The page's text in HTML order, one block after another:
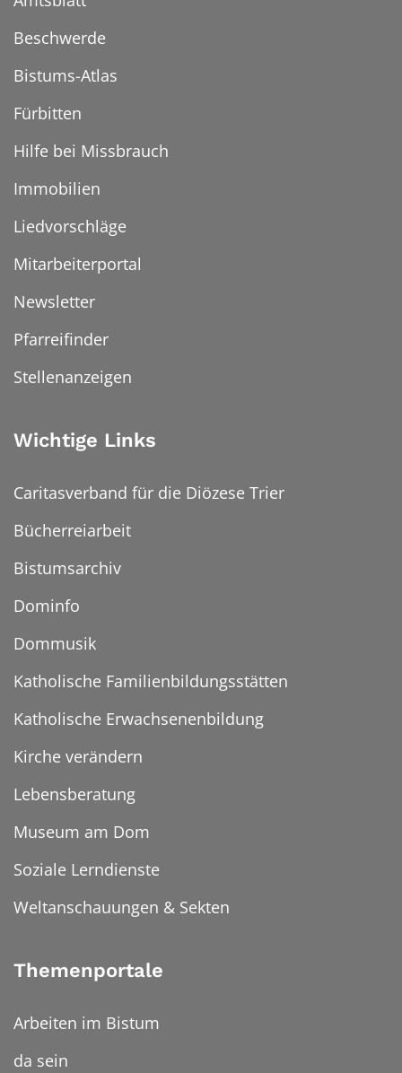
Beschwerde
Bistums-Atlas
Fürbitten
Hilfe bei Missbrauch
Immobilien
Liedvorschläge
Mitarbeiterportal
Newsletter
Pfarreifinder
Stellenanzeigen
Wichtige Links
Caritasverband für die Diözese Trier
Bücherreiarbeit
Bistumsarchiv
Dominfo
Dommusik
Katholische Familienbildungsstätten
Katholische Erwachsenenbildung
Kirche verändern
Lebensberatung
Museum am Dom
Soziale Lerndienste
Weltanschauungen & Sekten
Themenportale
Arbeiten im Bistum
da sein